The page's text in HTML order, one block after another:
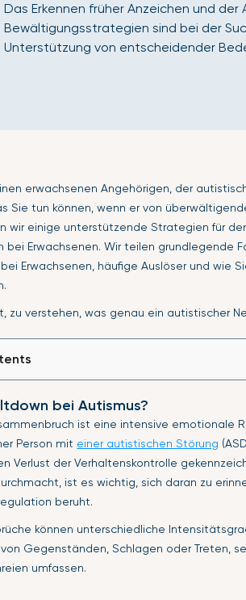
Das Erkennen früher Anzeichen und der
Bewältigungsstrategien sind bei der
Unterstützung von entscheidender
erwachsenen Angehörigen, der
Sie tun können, wenn er von
wir einige unterstützende Strategien für
bei Erwachsenen. Wir teilen grundlegende
Erwachsenen, häufige Auslöser und wie
zu verstehen, was genau ein autistischer
bei Autismus?
ist eine intensive emotionale
Person mit einer autistischen Störung
Verlust der Verhaltenskontrolle
ist es wichtig, sich daran zu
beruht.
können unterschiedliche
Gegenständen, Schlagen oder Treten,
umfassen.